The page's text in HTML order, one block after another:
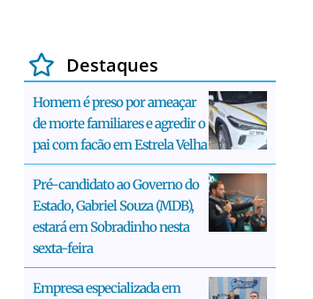
Destaques
Homem é preso por ameaçar
de morte familiares e agredir o
pai com facão em Estrela Velha
Pré-candidato ao Governo do
Estado, Gabriel Souza (MDB),
estará em Sobradinho nesta
sexta-feira
Empresa especializada em